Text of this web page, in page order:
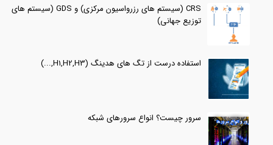
CRS (سیستم های رزرواسیون مرکزی) و GDS (سیستم های
توزیع جهانی)
استفاده درست از تگ های هدینگ (H1,H2,H3,...)
سرور چیست؟ انواع سرورهای شبکه